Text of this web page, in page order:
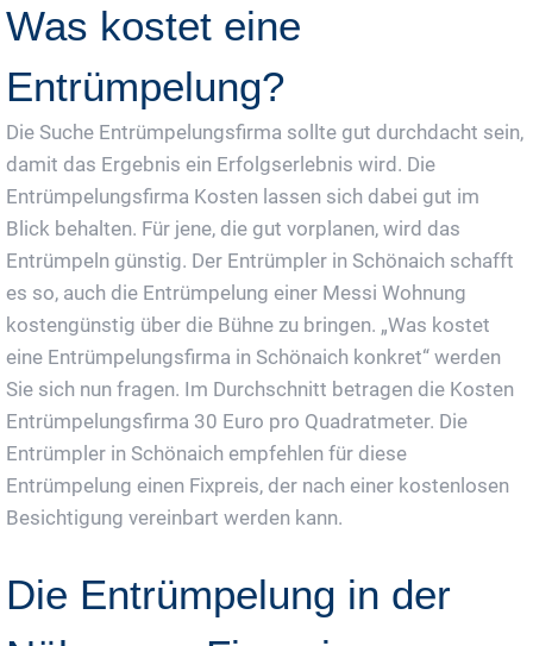
Was kostet eine
Entrümpelung?
Die Suche Entrümpelungsfirma sollte gut durchdacht sein,
damit das Ergebnis ein Erfolgserlebnis wird. Die
Entrümpelungsfirma Kosten lassen sich dabei gut im
Blick behalten. Für jene, die gut vorplanen, wird das
Entrümpeln günstig. Der Entrümpler in Schönaich schafft
es so, auch die Entrümpelung einer Messi Wohnung
kostengünstig über die Bühne zu bringen. „Was kostet
eine Entrümpelungsfirma in Schönaich konkret“ werden
Sie sich nun fragen. Im Durchschnitt betragen die Kosten
Entrümpelungsfirma 30 Euro pro Quadratmeter. Die
Entrümpler in Schönaich empfehlen für diese
Entrümpelung einen Fixpreis, der nach einer kostenlosen
Besichtigung vereinbart werden kann.
Die Entrümpelung in der